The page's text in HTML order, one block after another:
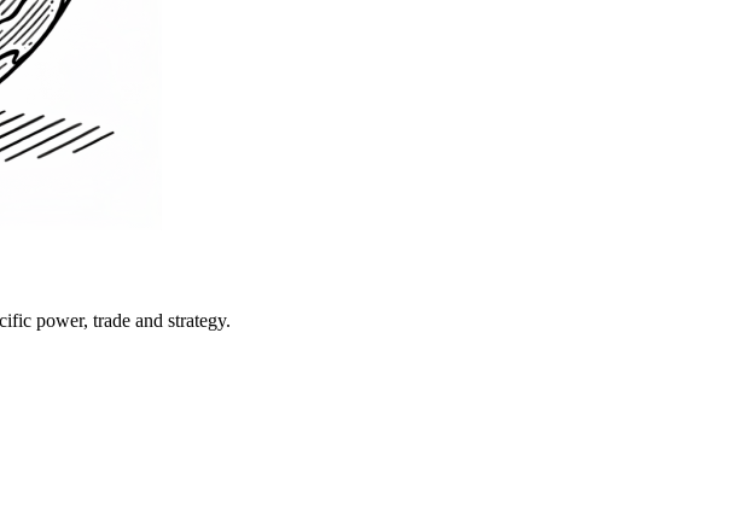
power, trade and strategy.